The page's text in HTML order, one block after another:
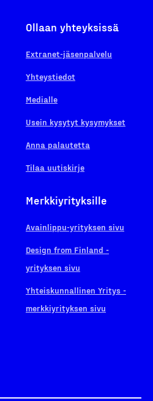
Ollaan yhteyksissä
Extranet-jäsenpalvelu
Yhteystiedot
Medialle
Usein kysytyt kysymykset
Anna palautetta
Tilaa uutiskirje
Merkkiyrityksille
Avainlippu-yrityksen sivu
Design from Finland -
yrityksen sivu
Yhteiskunnallinen Yritys -
merkkiyrityksen sivu